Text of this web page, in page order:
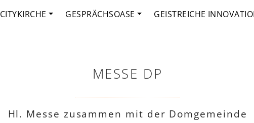
CITYKIRCHE GESPRÄCHSOASE GEISTREICHE
MESSE DP
Hl. Messe zusammen mit der Domgemeinde